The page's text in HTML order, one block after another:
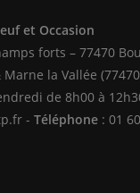
et Occasion
forts – 77470
la Vallée
de 8h00 à
- Téléphone : 01